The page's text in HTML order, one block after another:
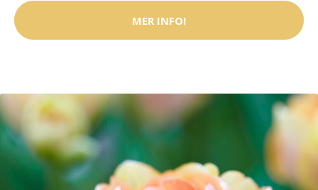
MER INFO!